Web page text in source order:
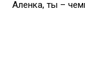
Аленка, ты –